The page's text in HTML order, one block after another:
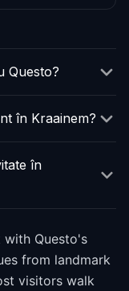
Questo?
în Kraainem?
în
with Questo's
from landmark
visitors walk